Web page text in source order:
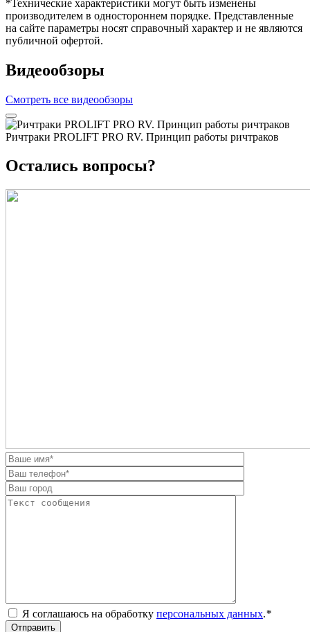
*Технические характеристики могут быть изменены
производителем в одностороннем порядке. Представленные
на сайте параметры носят справочный характер и не являются
публичной офертой.
Видеообзоры
Смотреть все видеообзоры
Ричтраки PROLIFT PRO RV. Принцип работы ричтраков
Остались вопросы?
Я соглашаюсь на обработку персональных данных.*
Отправить